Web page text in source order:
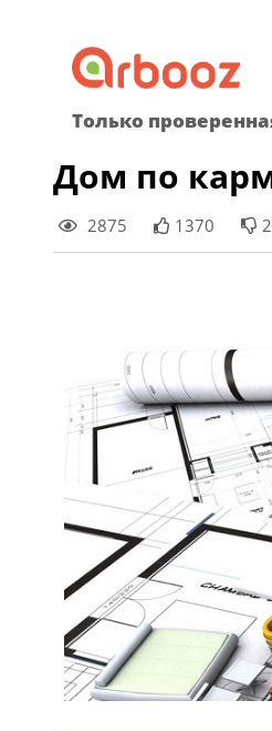
content
Только
Дом по
2875 1370